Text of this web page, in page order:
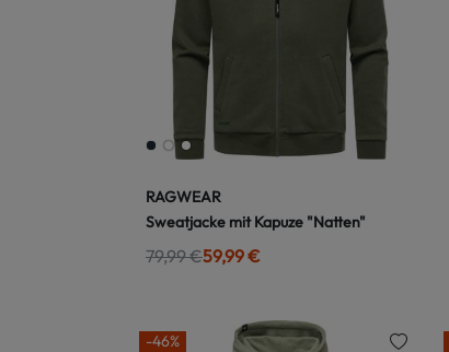
RAGWEAR
Sweatjacke mit Kapuze "Natten"
79,99 €59,99 €
-46%